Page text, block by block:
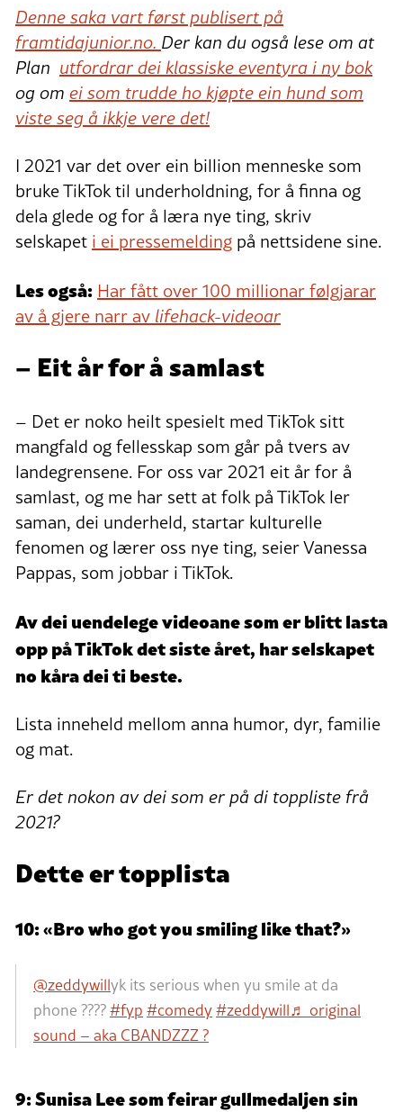
Denne saka vart først publisert på
framtidajunior.no. Der kan du også lese om at
Plan utfordrar dei klassiske eventyra i ny bok
og om ei som trudde ho kjøpte ein hund som
viste seg å ikkje vere det!
I 2021 var det over ein billion menneske som
bruke TikTok til underholdning, for å finna og
dela glede og for å læra nye ting, skriv
selskapet i ei pressemelding på nettsidene sine.
Les også: Har fått over 100 millionar følgjarar
av å gjere narr av lifehack-videoar
– Eit år for å samlast
– Det er noko heilt spesielt med TikTok sitt
mangfald og fellesskap som går på tvers av
landegrensene. For oss var 2021 eit år for å
samlast, og me har sett at folk på TikTok ler
saman, dei underheld, startar kulturelle
fenomen og lærer oss nye ting, seier Vanessa
Pappas, som jobbar i TikTok.
Av dei uendelege videoane som er blitt lasta
opp på TikTok det siste året, har selskapet
no kåra dei ti beste.
Lista inneheld mellom anna humor, dyr, familie
og mat.
Er det nokon av dei som er på di toppliste frå
2021?
Dette er topplista
10: «Bro who got you smiling like that?»
@zeddywillyk its serious when yu smile at da
phone ????#fyp #comedy#zeddywill♬ original
sound – aka CBANDZZZ ?
9: Sunisa Lee som feirar gullmedaljen sin